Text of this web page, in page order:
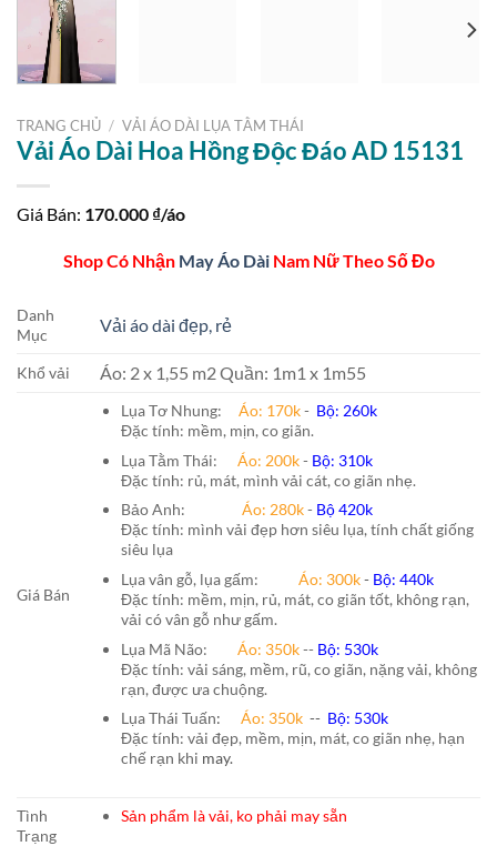
TRANG CHỦ / VẢI ÁO DÀI LỤA TẰM THÁI
Vải Áo Dài Hoa Hồng Độc Đáo AD 15131
Giá Bán: 170.000 ₫/áo
Shop Có Nhận May Áo DàiNam Nữ Theo Số Đo
Danh
Mục
Vải áo dài đẹp, rẻ
Khổ vải Áo: 2 x 1,55 m2 Quần: 1m1 x 1m55
Giá Bán
Lụa Tơ Nhung: Áo: 170k- Bộ: 260k
Đặc tính: mềm, mịn, co giãn.
Lụa Tằm Thái: Áo: 200k- Bộ: 310k
Đặc tính: rủ, mát, mình vải cát, co giãn nhẹ.
Bảo Anh: Áo: 280k- Bộ 420k
Đặc tính: mình vải đẹp hơn siêu lụa, tính chất giống
siêu lụa
Lụa vân gỗ, lụa gấm: Áo: 300k- Bộ: 440k
Đặc tính: mềm, mịn, rủ, mát, co giãn tốt, không rạn,
vải có vân gỗ như gấm.
Lụa Mã Não: Áo: 350k-- Bộ: 530k
Đặc tính: vải sáng, mềm, rũ, co giãn, nặng vải, không
rạn, được ưa chuộng.
Lụa Thái Tuấn: Áo: 350k-- Bộ: 530k
Đặc tính: vải đẹp, mềm, mịn, mát, co giãn nhẹ, hạn
chế rạn khi may.
Tình
Trạng
Sản phẩm là vải, ko phải may sẵn